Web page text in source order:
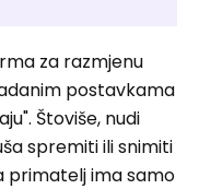
za razmjenu
postavkama
Štoviše, nudi
spremiti ili snimiti
primatelj ima samo